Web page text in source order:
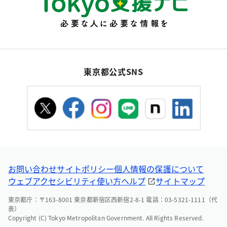
東京都公式SNS
お問い合わせサイトポリシー個人情報の保護について
ウェブアクセシビリティ使い方ヘルプ サイトマップ
東京都庁：〒163-8001 東京都新宿区西新宿2-8-1 電話：03-5321-1111（代
表）
Copyright (C) Tokyo Metropolitan Government. All Rights Reserved.